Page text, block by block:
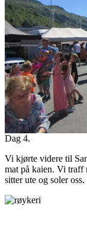
Dag 4.
Vi kjørte videre til
mat på kaien. Vi traff
sitter ute og soler oss.